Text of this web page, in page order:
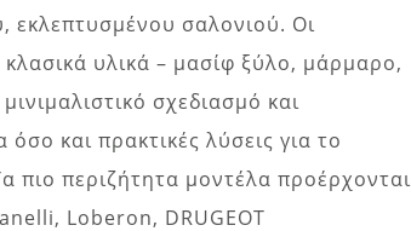
εκλεπτυσμένου σαλονιού. Οι
υλικά – μασίφ ξύλο, μάρμαρο,
σχεδιασμό και
και πρακτικές λύσεις για το
πιο περιζήτητα μοντέλα προέρχονται
Loberon, DRUGEOT